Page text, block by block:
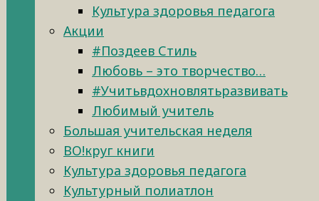
Культура здоровья педагога
Акции
#Поздеев Стиль
Любовь – это творчество…
#Учитьвдохновлятьразвивать
Любимый учитель
Большая учительская неделя
ВО!круг книги
Культура здоровья педагога
Культурный полиатлон